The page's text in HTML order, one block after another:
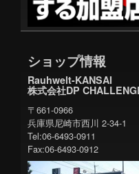
ショップ情報
Rauhwelt-KANSAI
株式会社DP
〒661-0966
兵庫県尼崎市西川 2-34-1
Tel:06-6493-0911
Fax:06-6493-0912